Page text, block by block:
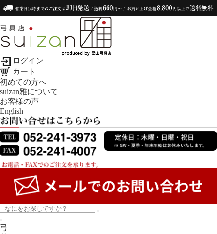
ログイン
カート
初めての方へ
suizan雅について
お客様の声
English
弓